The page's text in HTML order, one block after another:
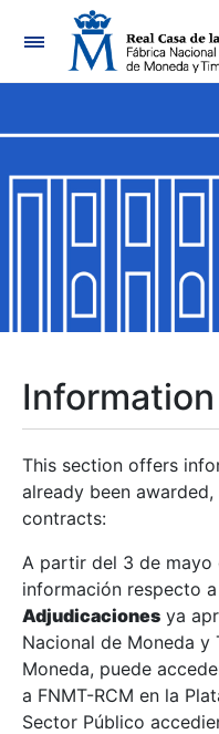
Navigation
Show/Hide
Show/Hide
Show/Hide
Show/Hide
Show/Hide
This section offers
already been
contracts:
A partir del 3 de
información respecto a
Adjudicaciones ya
Nacional de Moneda y
Moneda, puede
a FNMT-RCM en la
Sector Público